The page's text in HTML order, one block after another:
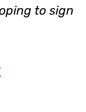
to sign